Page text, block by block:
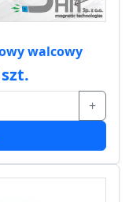
walcowy
+